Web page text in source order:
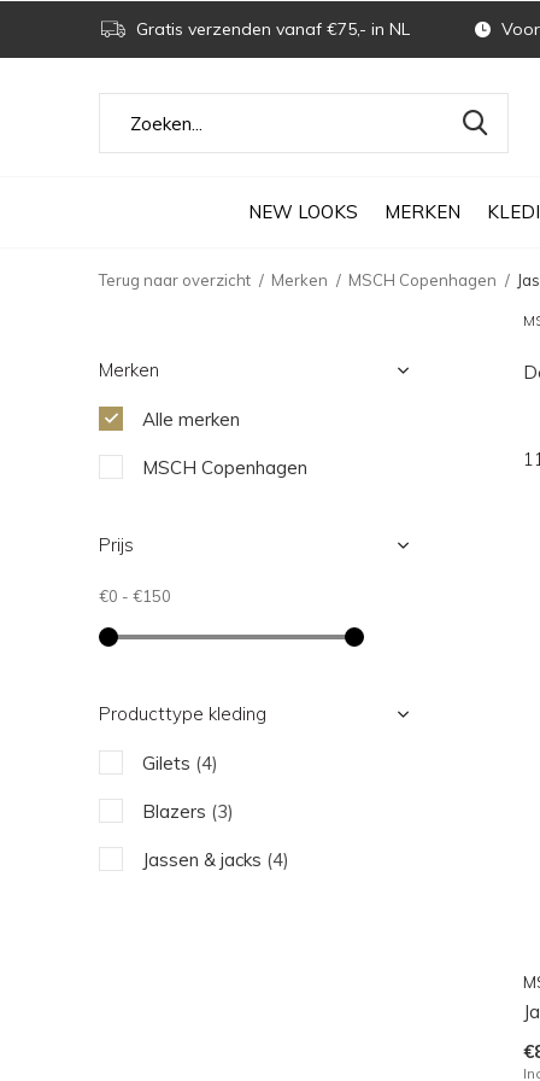
NEW LOOKS MERKEN
Gratis verzenden vanaf €75,- in NL
Terug naar overzicht Merken MSCH Copenhagen
Merken
Alle merken
MSCH Copenhagen
Prijs
€0 - €150
Producttype kleding
Gilets (4)
Blazers (3)
Jassen & jacks (4)